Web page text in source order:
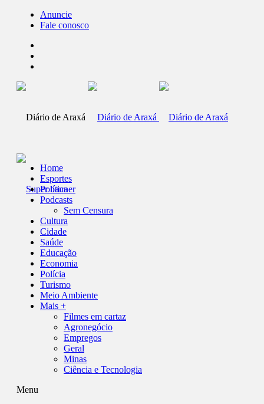
Anuncie
Fale conosco
Home
Esportes
Política
Podcasts
Sem Censura
Cultura
Cidade
Saúde
Educação
Economia
Polícia
Turismo
Meio Ambiente
Mais +
Filmes em cartaz
Agronegócio
Empregos
Geral
Minas
Ciência e Tecnologia
Menu